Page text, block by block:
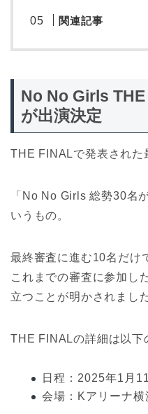
関連記事
No No Girls
が出演決定
THE FINALで発表された
「No No Girls 総勢30名
いうもの。
最終審査に進む10名だけ
これまでの審査に参加し
立つことが明かされました
THE FINALの詳細は以下
日程：2025年1月
会場：Kアリーナ横